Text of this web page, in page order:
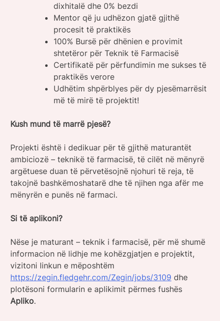
dixhitalë dhe 0% bezdi
Mentor që ju udhëzon gjatë gjithë
procesit të praktikës
100% Bursë për dhënien e provimit
shtetëror për Teknik të Farmacisë
Certifikatë për përfundimin me sukses të
praktikës verore
Udhëtim shpërblyes për dy pjesëmarrësit
më të mirë të projektit!
Kush mund të marrë pjesë?
Projekti është i dedikuar për të gjithë maturantët
ambiciozë – teknikë të farmacisë, të cilët në mënyrë
argëtuese duan të përvetësojnë njohuri të reja, të
takojnë bashkëmoshatarë dhe të njihen nga afër me
mënyrën e punës në farmaci.
Si të aplikoni?
Nëse je maturant – teknik i farmacisë, për më shumë
informacion në lidhje me kohëzgjatjen e projektit,
vizitoni linkun e mëposhtëm
https://zegin.fledgehr.com/Zegin/jobs/3109 dhe
plotësoni formularin e aplikimit përmes fushës
Apliko.